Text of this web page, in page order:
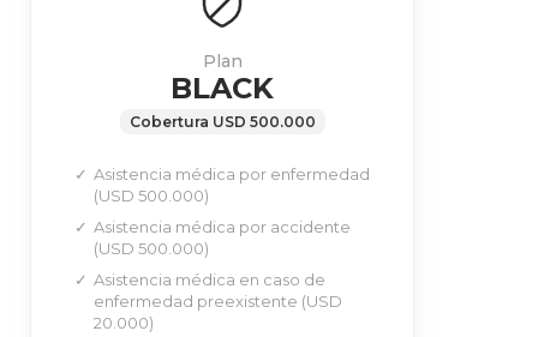
Plan
BLACK
Cobertura USD 500.000
Asistencia médica por enfermedad
(USD 500.000)
Asistencia médica por accidente
(USD 500.000)
Asistencia médica en caso de
enfermedad preexistente (USD
20.000)